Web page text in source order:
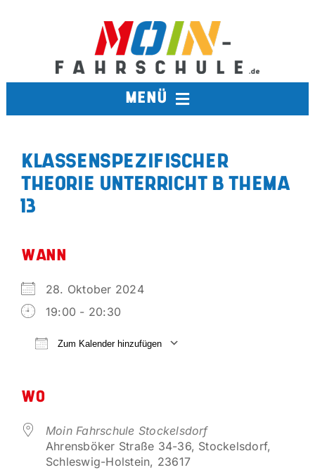
MENÜ
TERMINE
KLASSENSPEZIFISCHER
THEORIE UNTERRICHT B THEMA
13
WANN
28. Oktober 2024
19:00 - 20:30
Zum Kalender hinzufügen
WO
Moin Fahrschule Stockelsdorf
Ahrensböker Straße 34-36, Stockelsdorf,
Schleswig-Holstein, 23617